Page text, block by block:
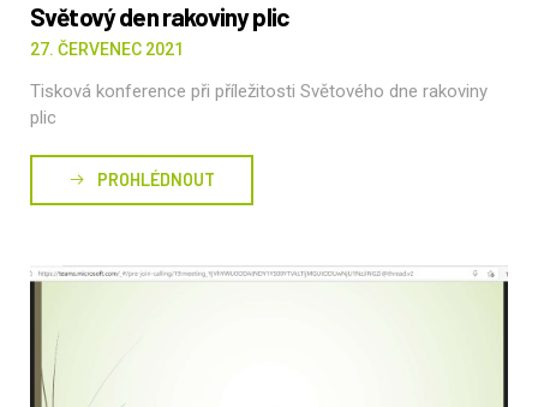
Světový den rakoviny plic
27. ČERVENEC 2021
Tisková konference při příležitosti Světového dne rakoviny
plic
PROHLÉDNOUT